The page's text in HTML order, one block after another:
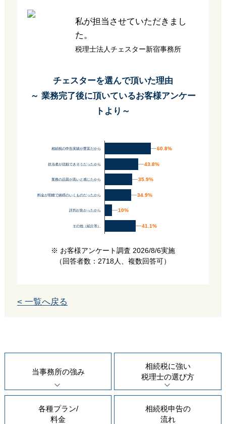
私が担当させていただきまし
た。
税理士法人チェスター新宿事務所
チェスターを選んで頂いた理由
～ 業務完了後に頂いているお客様アンケー
トより～
相続税の申告実績が豊富だから
担当者が信頼できそうだったから
業務の品質が高いと感じたから
料金が明瞭で納得のいくものだったから
評判が良かったから
その他（紹介等）
60.8%
60.8%
43.8%
43.8%
35.9%
35.9%
34.9%
34.9%
10%
10%
41.1%
41.1%
※ お客様アンケート調査 2026/8/6実施
（回答者数：2718人、複数回答可）
< 一覧へ戻る
当事務所の強み
相続税に強い
税理士の選び方
各種プラン/
料金
相続税申告の
流れ